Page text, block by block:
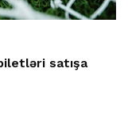
satışa